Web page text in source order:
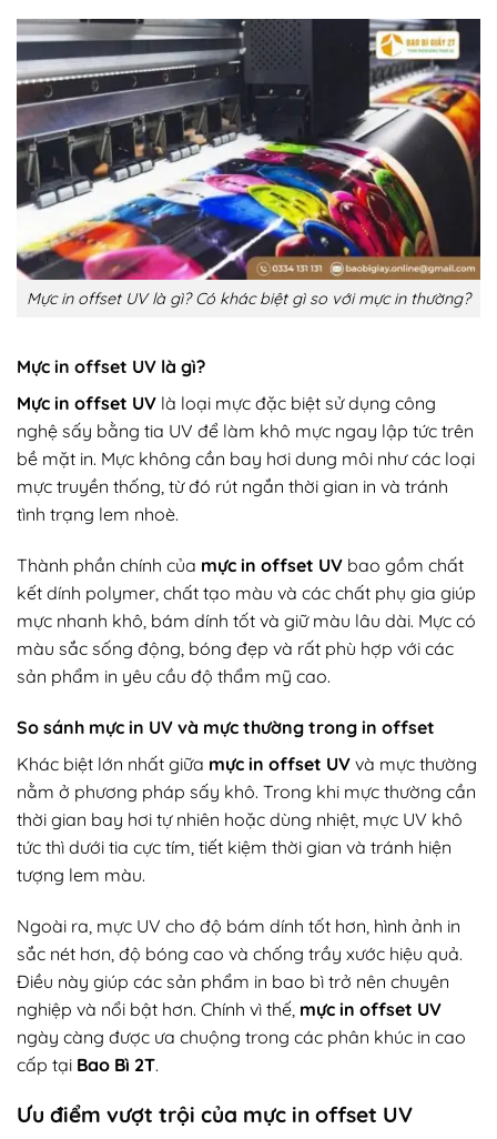
Mực in offset UV là gì? Có khác biệt gì so với mực in thường?
Mực in offset UV là gì?
Mực in offset UV là loại mực đặc biệt sử dụng công
nghệ sấy bằng tia UV để làm khô mực ngay lập tức trên
bề mặt in. Mực không cần bay hơi dung môi như các loại
mực truyền thống, từ đó rút ngắn thời gian in và tránh
tình trạng lem nhoè.
Thành phần chính của mực in offset UV bao gồm chất
kết dính polymer, chất tạo màu và các chất phụ gia giúp
mực nhanh khô, bám dính tốt và giữ màu lâu dài. Mực có
màu sắc sống động, bóng đẹp và rất phù hợp với các
sản phẩm in yêu cầu độ thẩm mỹ cao.
So sánh mực in UV và mực thường trong in offset
Khác biệt lớn nhất giữa mực in offset UV và mực thường
nằm ở phương pháp sấy khô. Trong khi mực thường cần
thời gian bay hơi tự nhiên hoặc dùng nhiệt, mực UV khô
tức thì dưới tia cực tím, tiết kiệm thời gian và tránh hiện
tượng lem màu.
Ngoài ra, mực UV cho độ bám dính tốt hơn, hình ảnh in
sắc nét hơn, độ bóng cao và chống trầy xước hiệu quả.
Điều này giúp các sản phẩm in bao bì trở nên chuyên
nghiệp và nổi bật hơn. Chính vì thế, mực in offset UV
ngày càng được ưa chuộng trong các phân khúc in cao
cấp tại Bao Bì 2T.
Ưu điểm vượt trội của mực in offset UV